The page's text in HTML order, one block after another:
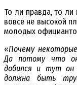
То ли правда, то ли
вовсе не высокой
молодых
«Почему
Да потому что
добился и тут он
должна быть